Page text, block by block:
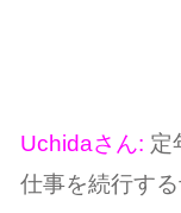
Uchidaさん: 定
仕事を続行する